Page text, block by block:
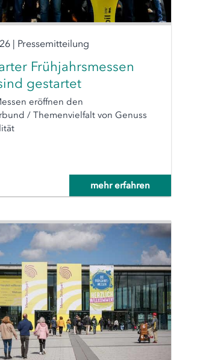
| Pressemitteilung
Frühjahrsmessen
gestartet
eröffnen den
/ Themenvielfalt von Genuss
mehr erfahren